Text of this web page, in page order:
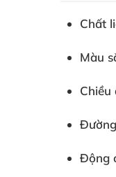
Chất
Màu
Chiều
Động